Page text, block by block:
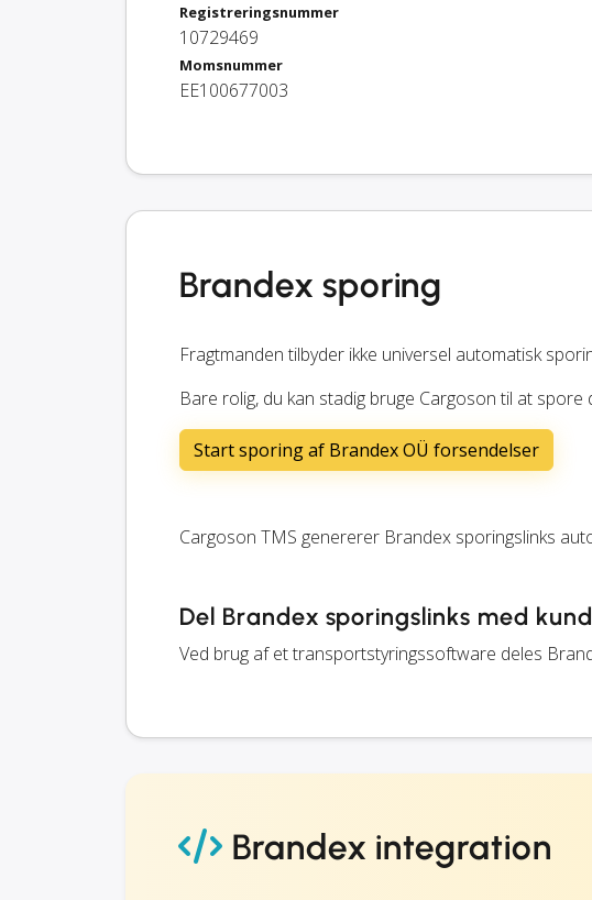
Registreringsnummer
10729469
Momsnummer
EE100677003
Brandex sporing
Fragtmanden tilbyder ikke universel automatisk
Bare rolig, du kan stadig bruge Cargoson til at
Start sporing af Brandex OÜ forsendelser
Cargoson TMS genererer Brandex sporingslinks
Del Brandex sporingslinks med
Ved brug af et transportstyringssoftware deles
Brandex integration